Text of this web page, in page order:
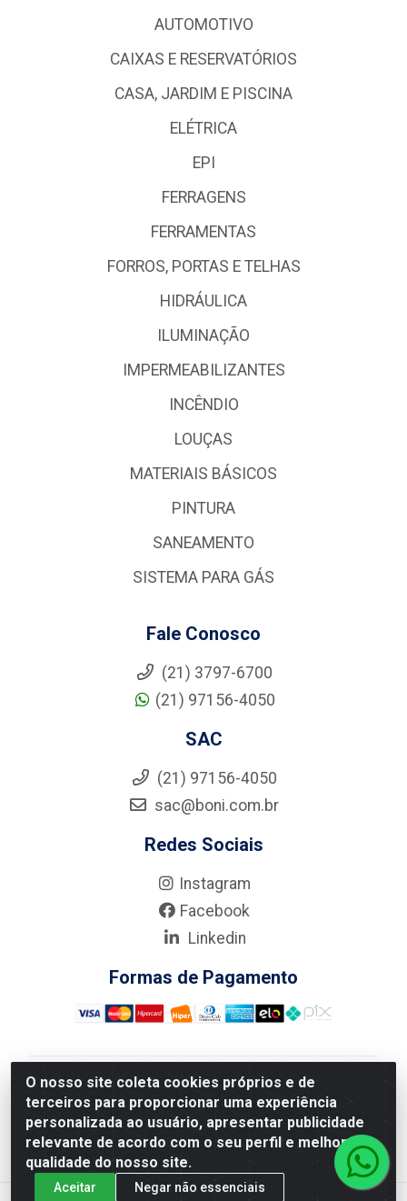
O nosso site coleta cookies próprios e de
terceiros para proporcionar uma experiência
personalizada ao usuário, apresentar publicidade
relevante de acordo com o seu perfil e melhorar a
qualidade do nosso site.
Aceitar Negar não essenciais
AUTOMOTIVO
CAIXAS E RESERVATÓRIOS
CASA, JARDIM E PISCINA
ELÉTRICA
EPI
FERRAGENS
FERRAMENTAS
FORROS, PORTAS E TELHAS
HIDRÁULICA
ILUMINAÇÃO
IMPERMEABILIZANTES
INCÊNDIO
LOUÇAS
MATERIAIS BÁSICOS
PINTURA
SANEAMENTO
SISTEMA PARA GÁS
Fale Conosco
(21) 3797-6700
(21) 97156-4050
SAC
(21) 97156-4050
sac@boni.com.br
Redes Sociais
Instagram
Facebook
Linkedin
Formas de Pagamento
Nova Boni Distribuidora de Material de Construção LTDA
- Rua Alice Tibiriçá, 330 - Vila Da Penha, Rio de
Janeiro/RJ - CEP: 21.210-110 - CNPJ: 11.003.135/0001-
27